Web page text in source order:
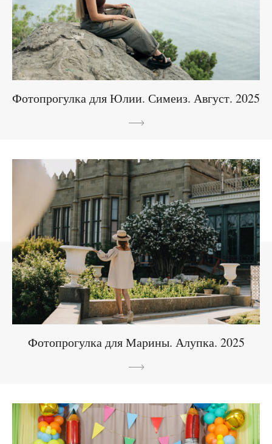
Фотопрогулка для Юлии. Симеиз. Август. 2025
Фотопрогулка для Марины. Алупка. 2025